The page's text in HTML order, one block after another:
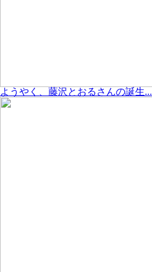
ようやく、藤沢とおるさんの誕生...